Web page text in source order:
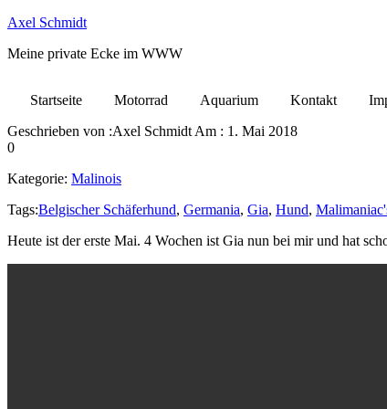
Axel Schmidt
Meine private Ecke im WWW
Startseite Motorrad Aquarium Kontakt
Geschrieben von :Axel Schmidt Am : 1. Mai 2018
0
Kategorie: Malinois
Tags:Belgischer Schäferhund, Germania, Gia, Hund,
Heute ist der erste Mai. 4 Wochen ist Gia nun bei mir und hat